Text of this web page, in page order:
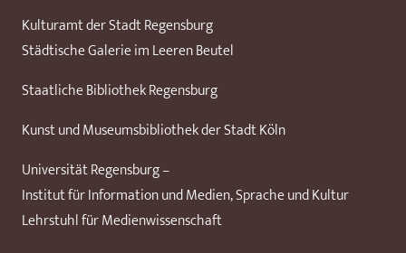
Kulturamt der Stadt Regensburg
Städtische Galerie im Leeren Beutel
Staatliche Bibliothek Regensburg
Kunst und Museumsbibliothek der Stadt Köln
Universität Regensburg –
Institut für Information und Medien, Sprache und Kultur
Lehrstuhl für Medienwissenschaft